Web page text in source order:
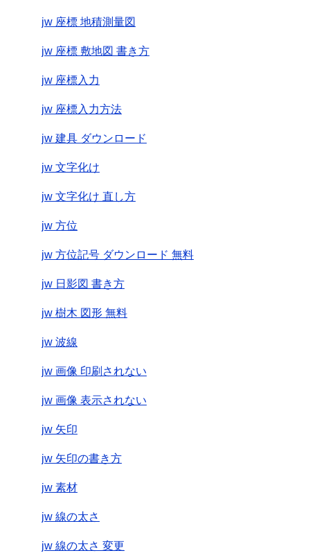
jw 座標 地積測量図
jw 座標 敷地図 書き方
jw 座標入力
jw 座標入力方法
jw 建具 ダウンロード
jw 文字化け
jw 文字化け 直し方
jw 方位
jw 方位記号 ダウンロード 無料
jw 日影図 書き方
jw 樹木 図形 無料
jw 波線
jw 画像 印刷されない
jw 画像 表示されない
jw 矢印
jw 矢印の書き方
jw 素材
jw 線の太さ
jw 線の太さ 変更